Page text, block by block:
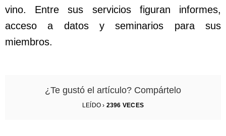
vino. Entre sus servicios figuran informes,
acceso a datos y seminarios para sus
miembros.
¿Te gustó el artículo? Compártelo
LEÍDO › 2396 VECES